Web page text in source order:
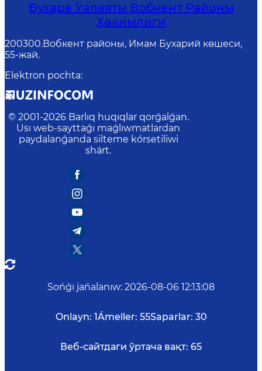
Бухара Ўәлаяты Вобкент Районы
Ҳәкимлиги
200300.Вобкент районы, Имам Бухарий көшеси,
55-жай.
Elektron pochta:
© 2001-2026 Barlıq huqıqlar qorǵalǵan.
Usı web-sayttaǵı maǵlıwmatlardan
paydalanǵanda silteme kórsetiliwi
shárt.
Sońǵı jańalanıw: 2026-08-06 12:13:08
Onlayn: 1Ámeller: 55Saparlar: 30
Веб-сайтдаги ўртача вақт: 65